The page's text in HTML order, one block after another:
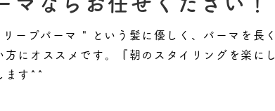
ープパーマ " という髪に優しく、パーマを長く
にオススメです。『朝のスタイリングを楽にし
ます^^